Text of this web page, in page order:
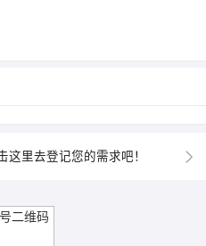
里去登记您的需求吧！